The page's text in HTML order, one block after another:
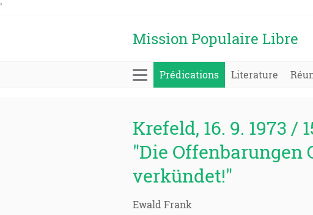
'
Mission Populaire Libre
Prédications Literature
Krefeld, 16. 9. 1973 /
"Die Offenbarungen
verkündet!"
Ewald Frank